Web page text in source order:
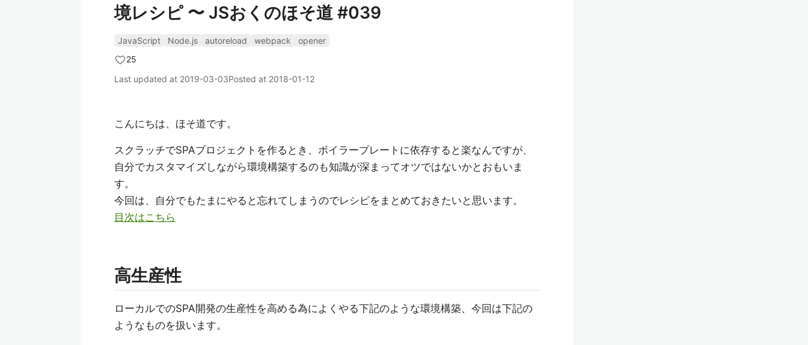
境レシピ 〜 JSおくのほそ道 #039
JavaScript Node.js autoreload webpack
opener
25
Last updated at 2019-03-03Posted at 2018-01-12
こんにちは、ほそ道です。
スクラッチでSPAプロジェクトを作るとき、ボイラープレートに依存すると楽なんですが、
自分でカスタマイズしながら環境構築するのも知識が深まってオツではないかとおもいま
す。
今回は、自分でもたまにやると忘れてしまうのでレシピをまとめておきたいと思います。
目次はこちら
高生産性
ローカルでのSPA開発の生産性を高める為によくやる下記のような環境構築、今回は下記の
ようなものを扱います。